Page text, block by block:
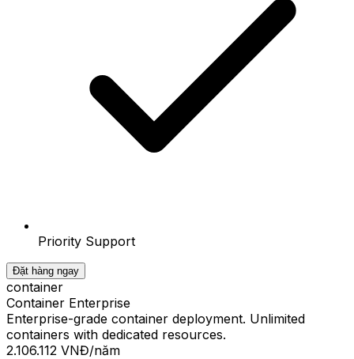
Priority Support
Đặt hàng ngay
container
Container Enterprise
Enterprise-grade container deployment. Unlimited
containers with dedicated resources.
2.106.112 VNĐ/năm